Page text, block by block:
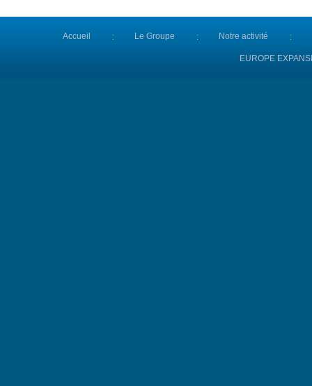
Accueil Le Groupe Notre activité
EUROPE